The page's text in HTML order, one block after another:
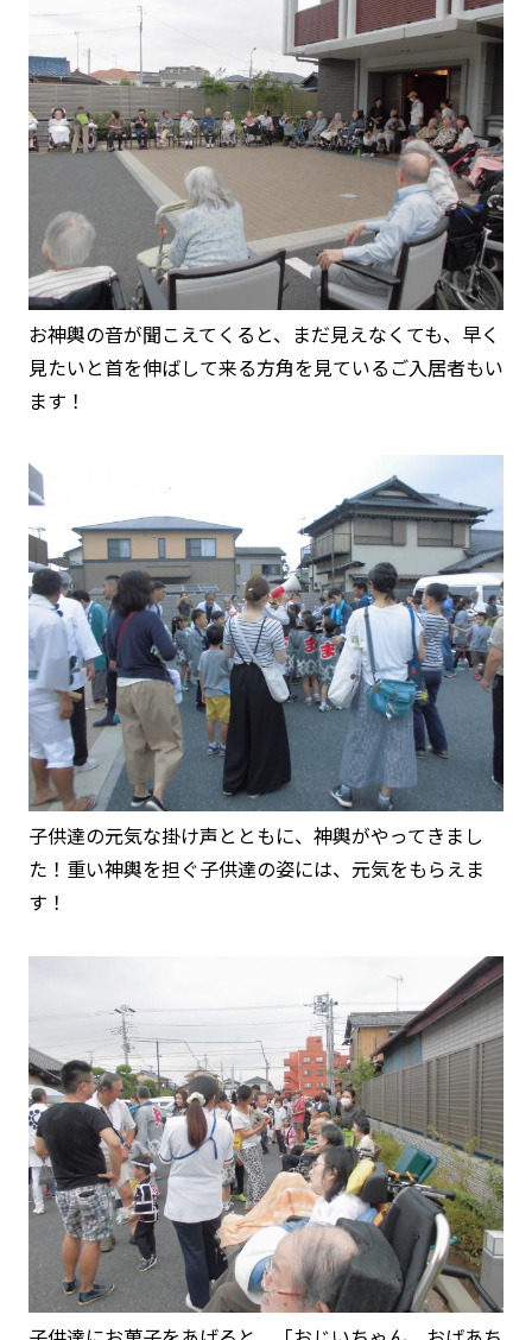
お神輿の音が聞こえてくると、まだ見えなくても、早く
見たいと首を伸ばして来る方角を見ているご入居者もい
ます！
子供達の元気な掛け声とともに、神輿がやってきまし
た！重い神輿を担ぐ子供達の姿には、元気をもらえま
す！